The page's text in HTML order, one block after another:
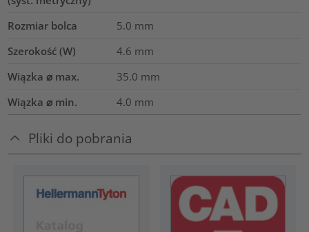
Rozmiar bolca
5.0 mm
Szerokość (W)
4.6 mm
Wiązka ⌀ max.
35.0 mm
Wiązka ⌀ min.
4.0 mm
Pliki do pobrania